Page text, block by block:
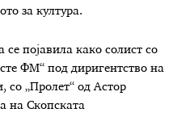
за култура.
појавила како солист со
ФМ“ под диригентство на
со „Пролет“ од Астор
на Скопската